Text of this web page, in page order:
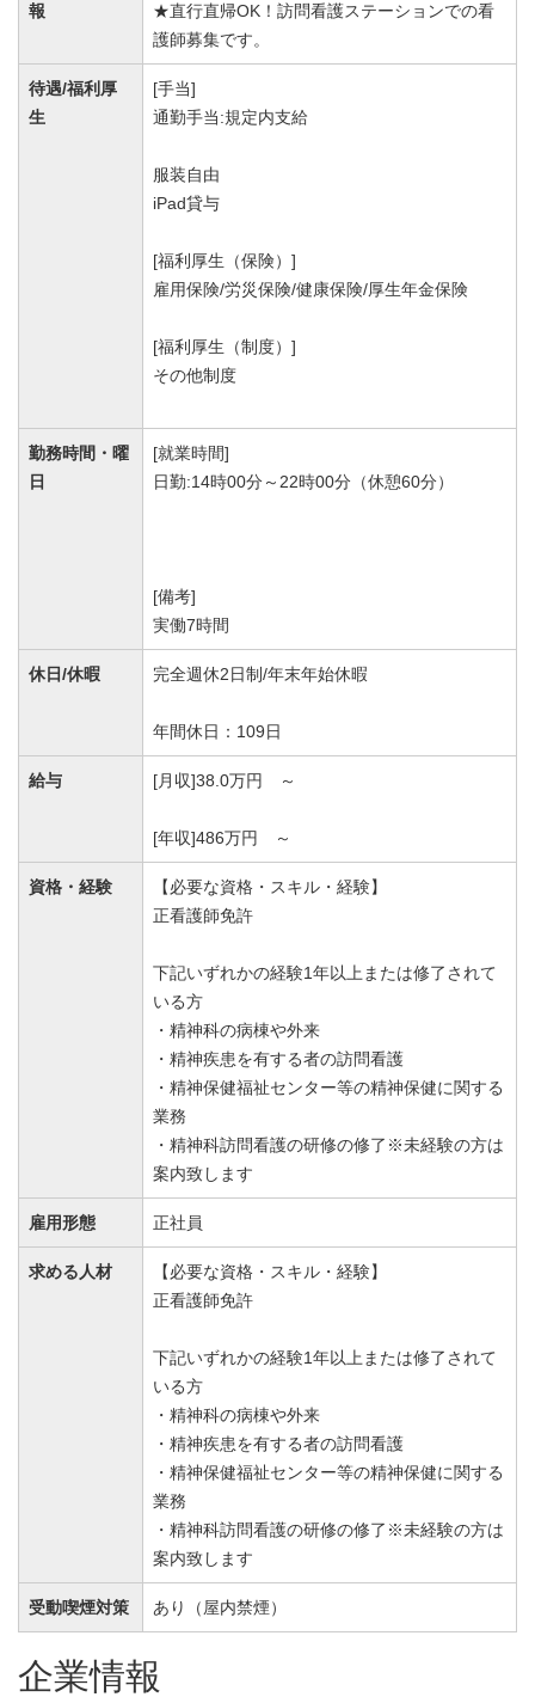
報
★直行直帰OK！訪問看護ステーションでの看
護師募集です。
待遇/福利厚
生
[手当]
通勤手当:規定内支給
服装自由
iPad貸与
[福利厚生（保険）]
雇用保険/労災保険/健康保険/厚生年金保険
[福利厚生（制度）]
その他制度
勤務時間・曜
日
[就業時間]
日勤:14時00分～22時00分（休憩60分）
[備考]
実働7時間
休日/休暇 完全週休2日制/年末年始休暇
年間休日：109日
給与 [月収]38.0万円 ～
[年収]486万円 ～
資格・経験
【必要な資格・スキル・経験】
正看護師免許
下記いずれかの経験1年以上または修了されて
いる方
・精神科の病棟や外来
・精神疾患を有する者の訪問看護
・精神保健福祉センター等の精神保健に関する
業務
・精神科訪問看護の研修の修了※未経験の方は
案内致します
雇用形態 正社員
求める人材
【必要な資格・スキル・経験】
正看護師免許
下記いずれかの経験1年以上または修了されて
いる方
・精神科の病棟や外来
・精神疾患を有する者の訪問看護
・精神保健福祉センター等の精神保健に関する
業務
・精神科訪問看護の研修の修了※未経験の方は
案内致します
受動喫煙対策 あり（屋内禁煙）
企業情報